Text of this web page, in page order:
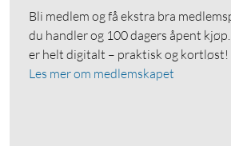
Bli medlem og få ekstra bra
du handler og 100 dagers åpent
er helt digitalt – praktisk og kortløst!
Les mer om medlemskapet